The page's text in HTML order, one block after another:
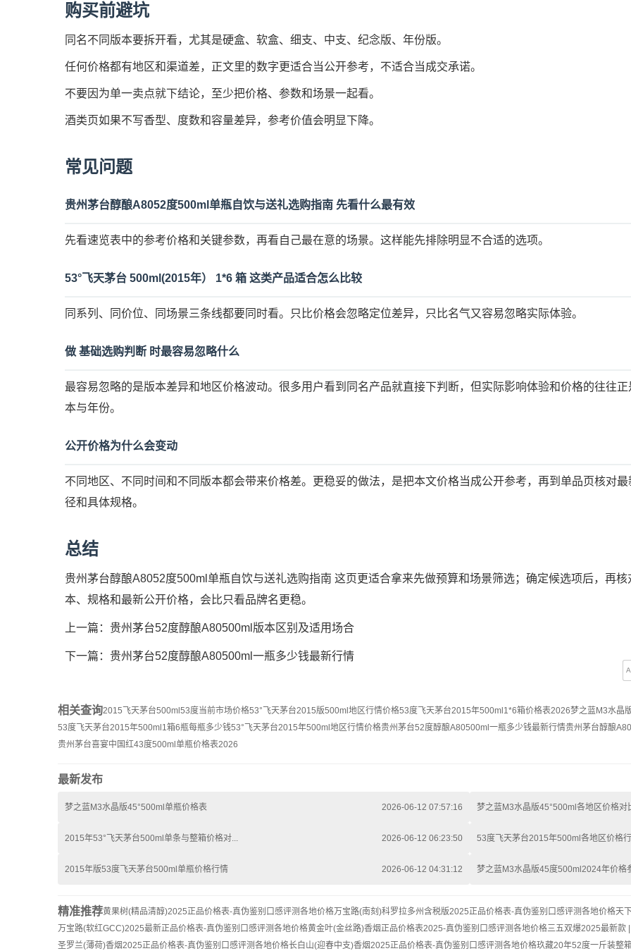
购买前避坑
同名不同版本要拆开看，尤其是硬盒、软盒、细支、中支、纪念版、年份版。
任何价格都有地区和渠道差，正文里的数字更适合当公开参考，不适合当成交承诺。
不要因为单一卖点就下结论，至少把价格、参数和场景一起看。
酒类页如果不写香型、度数和容量差异，参考价值会明显下降。
常见问题
贵州茅台醇酿A8052度500ml单瓶自饮与送礼选购指南 先看什么最有效
先看速览表中的参考价格和关键参数，再看自己最在意的场景。这样能先排除明显不合适的选项。
53°飞天茅台 500ml(2015年） 1*6 箱 这类产品适合怎么比较
同系列、同价位、同场景三条线都要同时看。只比价格会忽略定位差异，只比名气又容易忽略实际体验。
做 基础选购判断 时最容易忽略什么
最容易忽略的是版本差异和地区价格波动。很多用户看到同名产品就直接下判断，但实际影响体验和价格的往往正
本与年份。
公开价格为什么会变动
不同地区、不同时间和不同版本都会带来价格差。更稳妥的做法，是把本文价格当成公开参考，再到单品页核对最
径和具体规格。
总结
贵州茅台醇酿A8052度500ml单瓶自饮与送礼选购指南 这页更适合拿来先做预算和场景筛选；确定候选项后，再核
本、规格和最新公开价格，会比只看品牌名更稳。
上一篇： 贵州茅台52度醇酿A80500ml版本区别及适用场合
下一篇： 贵州茅台52度醇酿A80500ml一瓶多少钱最新行情
相关查询2015飞天茅台500ml53度当前市场价格53°飞天茅台2015版500ml地区行情价格53度飞天茅台2015年500ml1*6箱价格表2026梦之蓝M3水晶
53度飞天茅台2015年500ml1箱6瓶每瓶多少钱53°飞天茅台2015年500ml地区行情价格贵州茅台52度醇酿A80500ml一瓶多少钱最新行情贵州茅台醇酿
贵州茅台喜宴中国红43度500ml单瓶价格表2026
最新发布
梦之蓝M3水晶版45°500ml单瓶价格表 2026-06-12 07:57:16 梦之蓝M3水晶版45°500ml各地区价格对
2015年53°飞天茅台500ml单条与整箱价格对... 2026-06-12 06:23:50 53度飞天茅台2015年500ml各地区价格
2015年版53度飞天茅台500ml单瓶价格行情 2026-06-12 04:31:12 梦之蓝M3水晶版45度500ml2024年价格
精准推荐黄果树(精品清醇)2025正品价格表-真伪鉴别口感评测各地价格万宝路(南刻)科罗拉多州含税版2025正品价格表-真伪鉴别口感评测各地价格天
万宝路(软红GCC)2025最新正品价格表-真伪鉴别口感评测各地价格黄金叶(金丝路)香烟正品价格表2025-真伪鉴别口感评测各地价格三五双爆2025最新款
圣罗兰(薄荷)香烟2025正品价格表-真伪鉴别口感评测各地价格长白山(迎春中支)香烟2025正品价格表-真伪鉴别口感评测各地价格玖藏20年52度一斤装整